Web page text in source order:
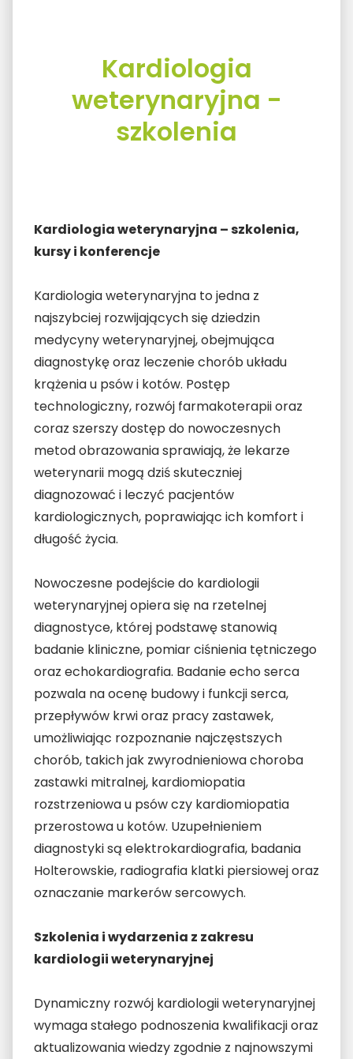
Kardiologia
weterynaryjna -
szkolenia
Kardiologia weterynaryjna – szkolenia,
kursy i konferencje
Kardiologia weterynaryjna to jedna z
najszybciej rozwijających się dziedzin
medycyny weterynaryjnej, obejmująca
diagnostykę oraz leczenie chorób układu
krążenia u psów i kotów. Postęp
technologiczny, rozwój farmakoterapii oraz
coraz szerszy dostęp do nowoczesnych
metod obrazowania sprawiają, że lekarze
weterynarii mogą dziś skuteczniej
diagnozować i leczyć pacjentów
kardiologicznych, poprawiając ich komfort i
długość życia.
Nowoczesne podejście do kardiologii
weterynaryjnej opiera się na rzetelnej
diagnostyce, której podstawę stanowią
badanie kliniczne, pomiar ciśnienia tętniczego
oraz echokardiografia. Badanie echo serca
pozwala na ocenę budowy i funkcji serca,
przepływów krwi oraz pracy zastawek,
umożliwiając rozpoznanie najczęstszych
chorób, takich jak zwyrodnieniowa choroba
zastawki mitralnej, kardiomiopatia
rozstrzeniowa u psów czy kardiomiopatia
przerostowa u kotów. Uzupełnieniem
diagnostyki są elektrokardiografia, badania
Holterowskie, radiografia klatki piersiowej oraz
oznaczanie markerów sercowych.
Szkolenia i wydarzenia z zakresu
kardiologii weterynaryjnej
Dynamiczny rozwój kardiologii weterynaryjnej
wymaga stałego podnoszenia kwalifikacji oraz
aktualizowania wiedzy zgodnie z najnowszymi